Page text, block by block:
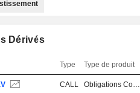
Dérivés
Type Type de produit
CALL Obligations Convertibles